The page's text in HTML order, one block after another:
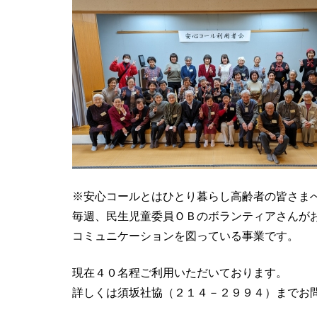
※安心コールとはひとり暮らし高齢者の皆さま
毎週、民生児童委員ＯＢのボランティアさんが
コミュニケーションを図っている事業です。
現在４０名程ご利用いただいております。
詳しくは須坂社協（２１４－２９９４）までお